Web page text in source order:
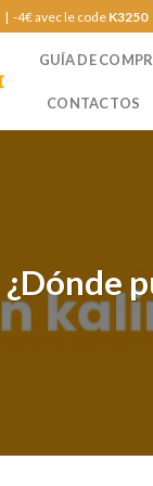
| -4€ avec le code K3250
GUÍA DE
CONTACTOS
¿Dónde